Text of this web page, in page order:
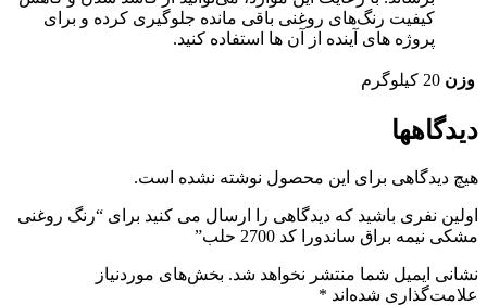
کیفیت رنگ‌های روغنی باقی ‌مانده جلوگیری کرده و برای
پروژه‌ های آینده از آن‌ ها استفاده کنید.
وزن 20 کیلوگرم
دیدگاهها
هیچ دیدگاهی برای این محصول نوشته نشده است.
اولین نفری باشید که دیدگاهی را ارسال می کنید برای “رنگ روغنی
مشکی نیمه براق ساندورا کد 2700 حلب”
نشانی ایمیل شما منتشر نخواهد شد. بخش‌های موردنیاز
علامت‌گذاری شده‌اند *